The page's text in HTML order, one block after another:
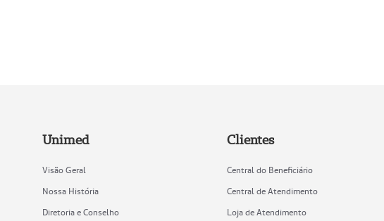
Unimed
Visão Geral
Nossa História
Diretoria e Conselho
Clientes
Central do Beneficiário
Central de Atendimento
Loja de Atendimento